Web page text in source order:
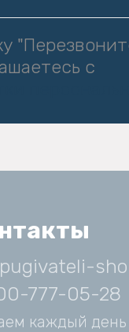
с
777-05-28
каждый день